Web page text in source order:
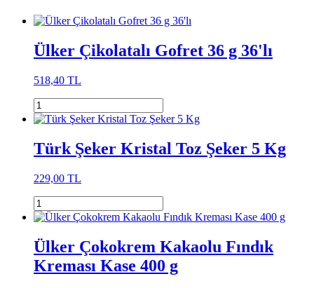
Ülker Çikolatalı Gofret 36 g 36'lı
518,40 TL
Türk Şeker Kristal Toz Şeker 5 Kg
229,00 TL
Ülker Çokokrem Kakaolu Fındık
Kreması Kase 400 g